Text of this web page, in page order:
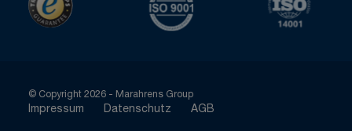
© Copyright 2026 - Marahrens Group
Impressum Datenschutz AGB